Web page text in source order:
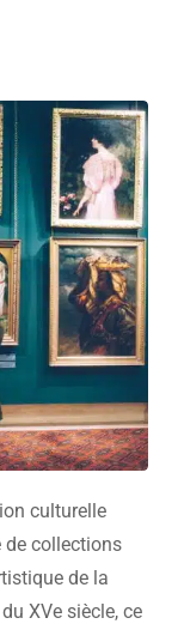
culturelle
de collections
de la
XVe siècle, ce